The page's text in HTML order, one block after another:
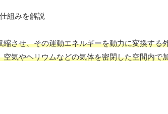
させ、その運動エネルギーを動力に変換する
気やヘリウムなどの気体を密閉した空間内で